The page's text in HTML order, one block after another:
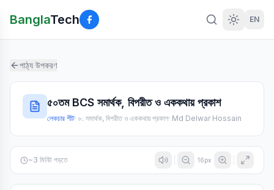
BanglaTech EN
পাঠ্য উপকরণ
৫০তম BCS সমার্থক, বিপরীত ও এককথায় প্রকাশ
লেকচার শীট· ৮. সমার্থক, বিপরীত ও এককথায় প্রকাশ· Md Delwar Hossain
~3 মিনিট পড়তে 16px